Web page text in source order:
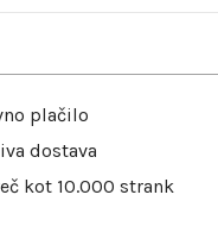
plačilo
dostava
kot 10.000 strank